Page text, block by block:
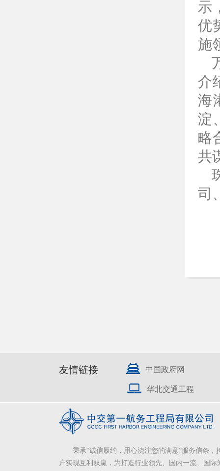
示
优
施
介
海
淀
略
共
司
友情链接 中国政府网
华北交通工程
秉承“诚信履约，用心浇注您的满意”服务信条，
户实现互利双赢，为打造行业领先、国内一流、国际